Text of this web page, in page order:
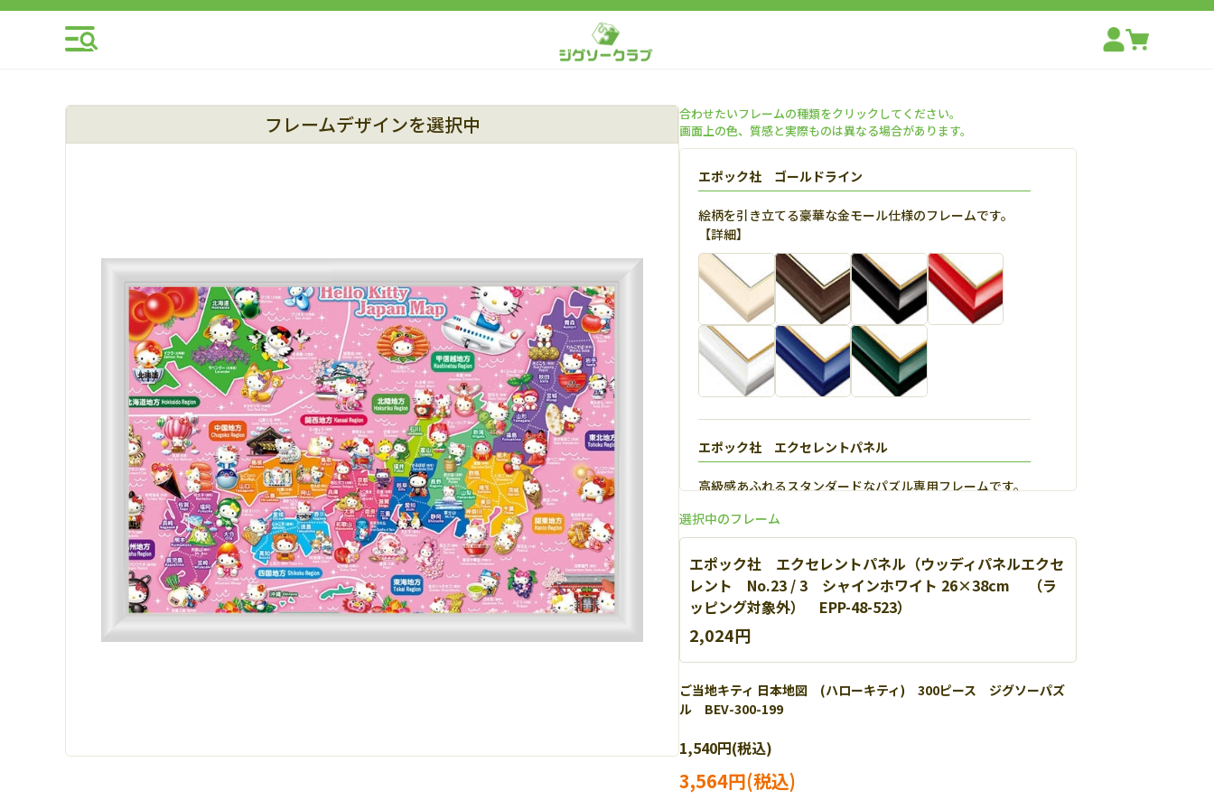
フレームデザインを選択中
合わせたいフレームの種類をクリックしてください。
画面上の色、質感と実際ものは異なる場合があります。
エポック社 ゴールドライン
絵柄を引き立てる豪華な金モール仕様のフレームです。
【詳細】
エポック社 エクセレントパネル
高級感あふれるスタンダードなパズル専用フレームです。
エポック社 パネルマックス
軽量なアルミを使用し丈夫で扱いやすいパネルです。【
細】
選択中のフレーム
エポック社 エクセレントパネル（ウッディパネルエクセ
レント No.23 / 3 シャインホワイト 26×38cm （ラ
ッピング対象外） EPP-48-523）
2,024円
ご当地キティ 日本地図 (ハローキティ) 300ピース ジグソーパズ
ル BEV-300-199
1,540円(税込)
3,564円(税込)